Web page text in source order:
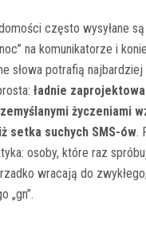
często wysyłane
na komunikatorze i
słowa potrafią
ładnie
życzeniami
setka suchych SMS-ów.
osoby, które raz
wracają do zwykłego,
„gn”.